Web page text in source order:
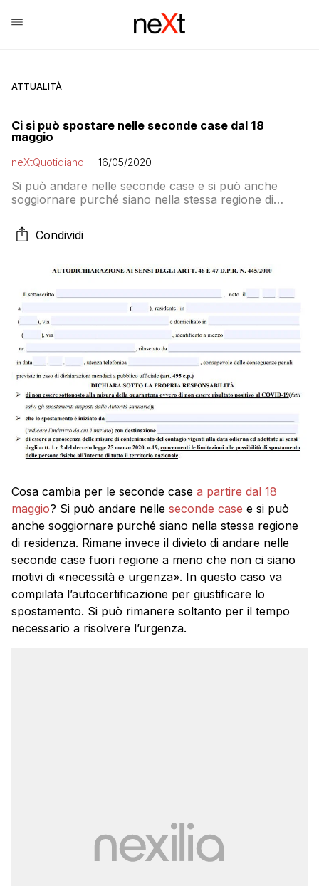
ATTUALITÀ
Ci si può spostare nelle seconde case dal 18
maggio
neXtQuotidiano 16/05/2020
Si può andare nelle seconde case e si può anche
soggiornare purché siano nella stessa regione di
seconde case fuori regione a meno che non ci siano
motivi di «necessità e urgenza»
Condividi
Cosa cambia per le seconde case a partire dal 18
maggio? Si può andare nelle seconde case e si può
anche soggiornare purché siano nella stessa regione
di residenza. Rimane invece il divieto di andare nelle
seconde case fuori regione a meno che non ci siano
motivi di «necessità e urgenza». In questo caso va
compilata l’autocertificazione per giustificare lo
spostamento. Si può rimanere soltanto per il tempo
necessario a risolvere l’urgenza.